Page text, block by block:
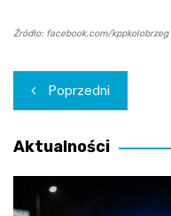
Źródło: facebook.com/kppkolobrzeg
Nawigacja
wpisu
Poprzedni
Aktualności